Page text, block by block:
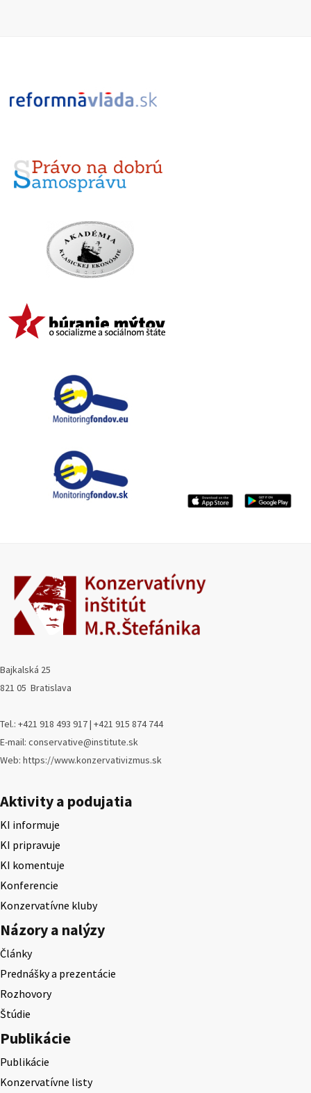
Bajkalská 25
821 05 Bratislava
Tel.: +421 918 493 917 | +421 915 874 744
E-mail: conservative@institute.sk
Web: https://www.konzervativizmus.sk
Aktivity a podujatia
KI informuje
KI pripravuje
KI komentuje
Konferencie
Konzervatívne kluby
Názory a nalýzy
Články
Prednášky a prezentácie
Rozhovory
Štúdie
Publikácie
Publikácie
Konzervatívne listy